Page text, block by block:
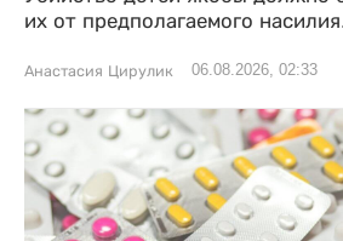
их от предполагаемого
Анастасия Цирулик 06.08.2026, 02:33